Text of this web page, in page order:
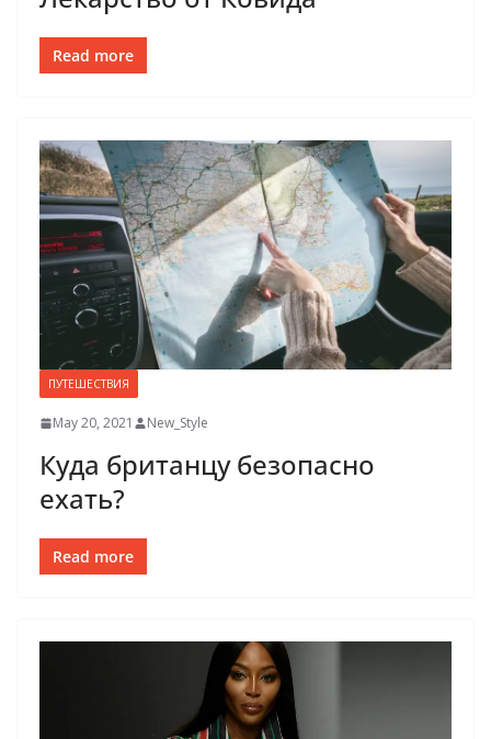
Read more
ПУТЕШЕСТВИЯ
May 20, 2021 New_Style
Куда британцу безопасно
ехать?
Read more